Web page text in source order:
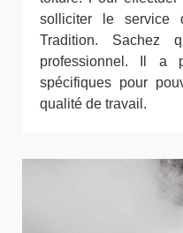
solliciter le service
Tradition. Sachez
professionnel. Il a
spécifiques pour
qualité de travail.